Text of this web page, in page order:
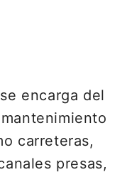
encarga del
carreteras,
presas,